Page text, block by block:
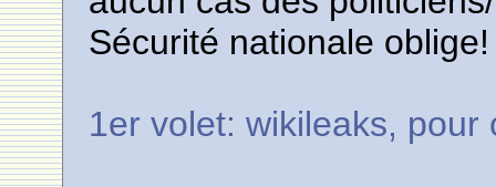
Sécurité nationale oblige!
1er volet: wikileaks, pour